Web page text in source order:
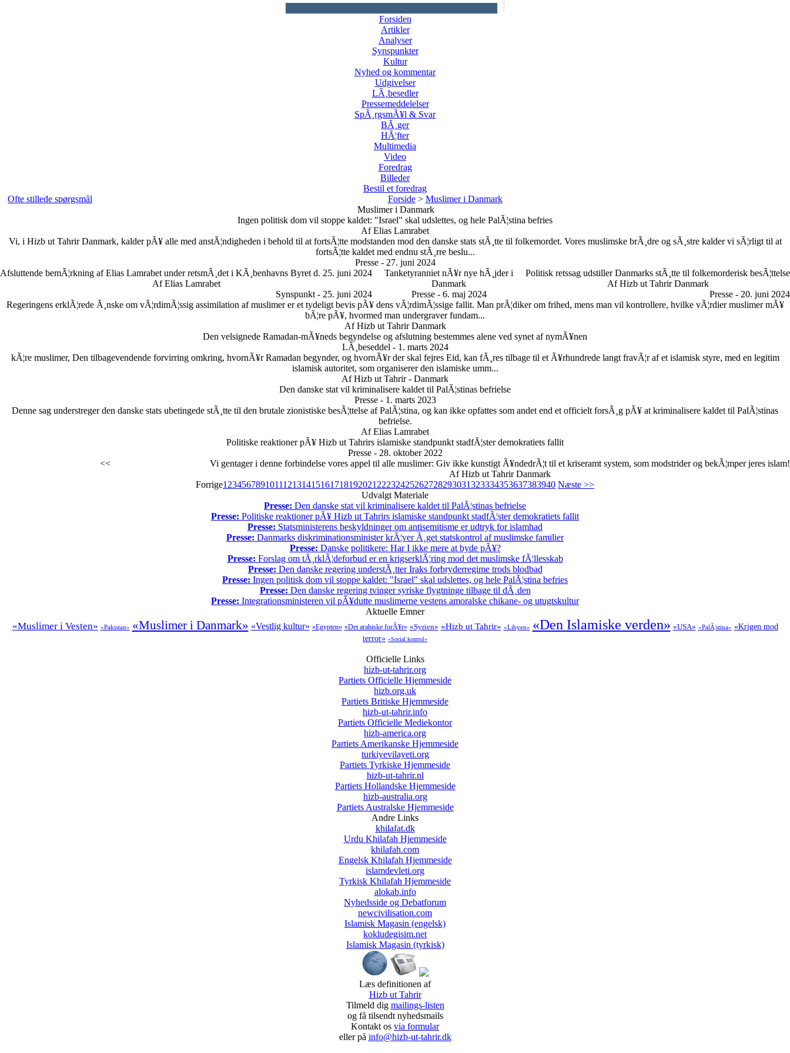
Forsiden
Artikler
Analyser
Synspunkter
Kultur
Nyhed og kommentar
Udgivelser
LÃ¸besedler
Pressemeddelelser
SpÃ¸rgsmÃ¥l & Svar
BÃ¸ger
HÃ¦fter
Multimedia
Video
Foredrag
Billeder
Bestil et foredrag
Ofte stillede spørgsmål
Forside> Muslimer i Danmark
Muslimer i Danmark
Ingen politisk dom vil stoppe kaldet: "Israel" skal udslettes, og hele PalÃ¦stina befries
Af Elias Lamrabet
Vi, i Hizb ut Tahrir Danmark, kalder pÃ¥ alle med anstÃ¦ndigheden i behold til at fortsÃ¦tte modstanden mod den danske stats stÃ¸tte til folkemordet. Vores muslimske brÃ¸dre og sÃ¸stre kalder vi sÃ¦rligt til at
fortsÃ¦tte kaldet med endnu stÃ¸rre beslu...
Presse - 27. juni 2024
Afsluttende bemÃ¦rkning af Elias Lamrabet under retsmÃ¸det i KÃ¸benhavns Byret d. 25. juni 2024
Af Elias Lamrabet
Synspunkt - 25. juni 2024
Politisk retssag udstiller Danmarks stÃ¸tte til folkemorderisk besÃ¦ttelse
Af Hizb ut Tahrir Danmark
Presse - 20. juni 2024
Tanketyranniet nÃ¥r nye hÃ¸jder i
Danmark
Presse - 6. maj 2024
Regeringens erklÃ¦rede Ã¸nske om vÃ¦rdimÃ¦ssig assimilation af muslimer er et tydeligt bevis pÃ¥ dens vÃ¦rdimÃ¦ssige fallit. Man prÃ¦diker om frihed, mens man vil kontrollere, hvilke vÃ¦rdier muslimer mÃ¥
bÃ¦re pÃ¥, hvormed man undergraver fundam...
Af Hizb ut Tahrir Danmark
Den velsignede Ramadan-mÃ¥neds begyndelse og afslutning bestemmes alene ved synet af nymÃ¥nen
LÃ¸beseddel - 1. marts 2024
kÃ¦re muslimer, Den tilbagevendende forvirring omkring, hvornÃ¥r Ramadan begynder, og hvornÃ¥r der skal fejres Eid, kan fÃ¸res tilbage til et Ã¥rhundrede langt fravÃ¦r af et islamisk styre, med en legitim
islamisk autoritet, som organiserer den islamiske umm...
Af Hizb ut Tahrir - Danmark
Den danske stat vil kriminalisere kaldet til PalÃ¦stinas befrielse
Presse - 1. marts 2023
Denne sag understreger den danske stats ubetingede stÃ¸tte til den brutale zionistiske besÃ¦ttelse af PalÃ¦stina, og kan ikke opfattes som andet end et officielt forsÃ¸g pÃ¥ at kriminalisere kaldet til PalÃ¦stinas
befrielse.
Af Elias Lamrabet
Politiske reaktioner pÃ¥ Hizb ut Tahrirs islamiske standpunkt stadfÃ¦ster demokratiets fallit
Presse - 28. oktober 2022
Vi gentager i denne forbindelse vores appel til alle muslimer: Giv ikke kunstigt Ã¥ndedrÃ¦t til et kriseramt system, som modstrider og bekÃ¦mper jeres islam!
Af Hizb ut Tahrir Danmark
<<
Forrige1 23456789101112131415161718192021 22232425262728293031323334353637383940 Næste >>
Udvalgt Materiale
Presse: Den danske stat vil kriminalisere kaldet til PalÃ¦stinas befrielse
Presse: Politiske reaktioner pÃ¥ Hizb ut Tahrirs islamiske standpunkt stadfÃ¦ster demokratiets fallit
Presse: Statsministerens beskyldninger om antisemitisme er udtryk for islamhad
Presse: Danmarks diskriminationsminister krÃ¦ver Ã¸get statskontrol af muslimske familier
Presse: Danske politikere: Har I ikke mere at byde pÃ¥?
Presse: Forslag om tÃ¸rklÃ¦deforbud er en krigserklÃ¦ring mod det muslimske fÃ¦llesskab
Presse: Den danske regering understÃ¸tter Iraks forbryderregime trods blodbad
Presse: Ingen politisk dom vil stoppe kaldet: "Israel" skal udslettes, og hele PalÃ¦stina befries
Presse: Den danske regering tvinger syriske flygtninge tilbage til dÃ¸den
Presse: Integrationsministeren vil pÃ¥dutte muslimerne vestens amoralske chikane- og utugtskultur
Aktuelle Emner
«Muslimer i Vesten» «Pakistan» «Muslimer i Danmark» «Vestlig kultur» «Egypten» «Det arabiske forÃ¥r» «Syrien» «Hizb ut Tahrir» «Libyen» «Den Islamiske verden» «USA» «PalÃ¦stina» «Krigen mod
terror» «Social kontrol»
Officielle Links
hizb-ut-tahrir.org
Partiets Officielle Hjemmeside
hizb.org.uk
Partiets Britiske Hjemmeside
hizb-ut-tahrir.info
Partiets Officielle Mediekontor
hizb-america.org
Partiets Amerikanske Hjemmeside
turkiyevilayeti.org
Partiets Tyrkiske Hjemmeside
hizb-ut-tahrir.nl
Partiets Hollandske Hjemmeside
hizb-australia.org
Partiets Australske Hjemmeside
Andre Links
khilafat.dk
Urdu Khilafah Hjemmeside
khilafah.com
Engelsk Khilafah Hjemmeside
islamdevleti.org
Tyrkisk Khilafah Hjemmeside
alokab.info
Nyhedsside og Debatforum
newcivilisation.com
Islamisk Magasin (engelsk)
kokludegisim.net
Islamisk Magasin (tyrkisk)
Læs definitionen af
Hizb ut Tahrir
Tilmeld dig mailings-listen
og få tilsendt nyhedsmails
Kontakt os via formular
eller på info@hizb-ut-tahrir.dk